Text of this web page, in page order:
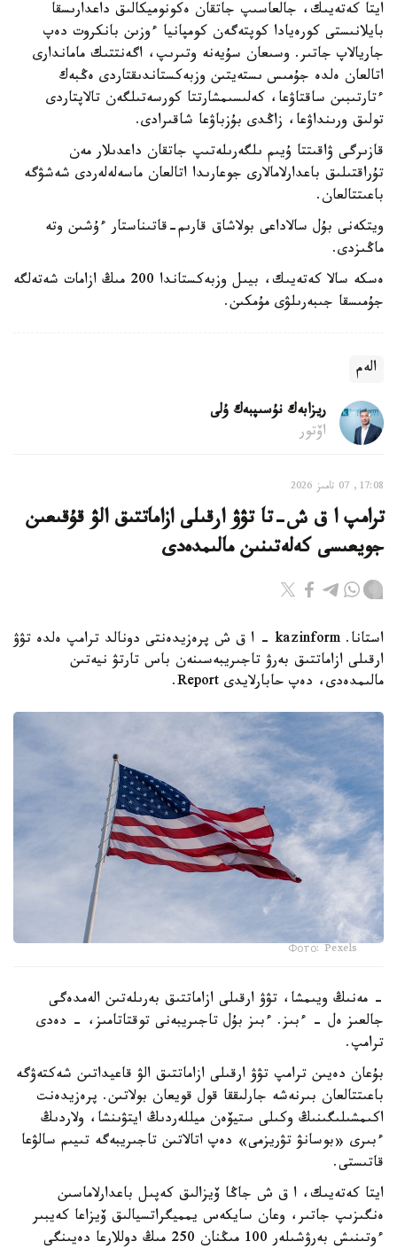
ايتا كەتەيىك، جالعاسىپ جاتقان ەكونوميكالىق داعدارىسقا
بايلانىستى كورەيادا كوپتەگەن كومپانيا ءوزىن بانكروت دەپ
جاريالاپ جاتىر. وسىعان سۇيەنە وتىرىپ، اگەنتتىك ماماندارى
اتالعان ەلدە جۇمىس ىستەيتىن وزبەكستاندىقتاردى ەڭبەك
ءتارتىبىن ساقتاۋعا، كەلىسىمشارتتا كورسەتىلگەن تالاپتاردى
تولىق ورىنداۋعا، زاڭدى بۇزباۋعا شاقىرادى.
قازىرگى ۋاقىتتا ۇيىم ىلگەرىلەتىپ جاتقان داعدىلار مەن
تۇراقتىلىق باعدارلامالارى جوعارىدا اتالعان ماسەلەلەردى شەشۋگە
باعىتتالعان.
ويتكەنى بۇل سالاداعى بولاشاق قارىم-قاتىناستار ءۇشىن وتە
ماڭىزدى.
ەسكە سالا كەتەيىك، بيىل وزبەكستاندا 200 مىڭ ازامات شەتەلگە
جۇمىسقا جىبەرىلۋى مۇمكىن.
الەم
ريزابەك نۇسىپبەك ۇلى
اۆتور
17:08, 07 تامىز 2026
ترامپ ا ق ش-تا تۋۋ ارقىلى ازاماتتىق الۋ قۇقىعىن
جويعىسى كەلەتىنىن مالىمدەدى
استانا. kazinform - ا ق ش پرەزيدەنتى دونالد ترامپ ەلدە تۋۋ
ارقىلى ازاماتتىق بەرۋ تاجىريبەسىنەن باس تارتۋ نيەتىن
مالىمدەدى، دەپ حابارلايدى Report.
Фото: Pexels
- مەنىڭ ويىمشا، تۋۋ ارقىلى ازاماتتىق بەرىلەتىن الەمدەگى
جالعىز ەل - ءبىز. ءبىز بۇل تاجىريبەنى توقتاتامىز، - دەدى
ترامپ.
بۇعان دەيىن ترامپ تۋۋ ارقىلى ازاماتتىق الۋ قاعيداتىن شەكتەۋگە
باعىتتالعان بىرنەشە جارلىققا قول قويعان بولاتىن. پرەزيدەنت
اكىمشىلىگىنىڭ وكىلى ستيۆەن ميللەردىڭ ايتۋىنشا، ولاردىڭ
ءبىرى «بوسانۋ تۋريزمى» دەپ اتالاتىن تاجىريبەگە تىيىم سالۋعا
قاتىستى.
ايتا كەتەيىك، ا ق ش جاڭا ۆيزالىق كەپىل باعدارلاماسىن
ەنگىزىپ جاتىر، وعان سايكەس يمميگراتسيالىق ۆيزاعا كەيبىر
ءوتىنىش بەرۋشىلەر 100 مىڭنان 250 مىڭ دوللارعا دەيىنگى